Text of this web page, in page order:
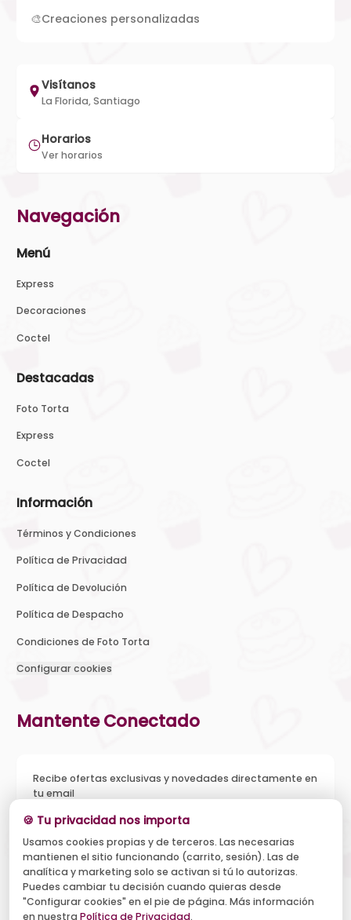
🎨Creaciones personalizadas
Visítanos
La Florida, Santiago
Horarios
Ver horarios
Navegación
Menú
Express
Decoraciones
Coctel
Destacadas
Foto Torta
Express
Coctel
Información
Términos y Condiciones
Política de Privacidad
Política de Devolución
Política de Despacho
Condiciones de Foto Torta
Configurar cookies
Mantente Conectado
Recibe ofertas exclusivas y novedades directamente en
tu email
Acepto recibir novedades y ofertas, y el tratamiento de mi
email según la Política de Privacidad . Puedo darme de baja
cuando quiera.
Suscribirse
🍪 Tu privacidad nos importa
Usamos cookies propias y de terceros. Las necesarias
mantienen el sitio funcionando (carrito, sesión). Las de
analítica y marketing solo se activan si tú lo autorizas.
Puedes cambiar tu decisión cuando quieras desde
"Configurar cookies" en el pie de página. Más información
en nuestra Política de Privacidad.